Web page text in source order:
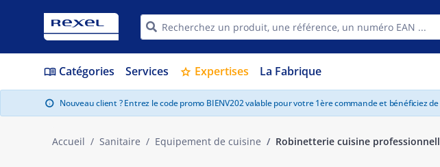
menu_book Catégories Services star Expertises La Fabrique
info Nouveau client ? Entrez le code promo BIENV202 valable pour votre 1ère commande et bénéficiez
Accueil Sanitaire Equipement de cuisine Robinetterie cuisine